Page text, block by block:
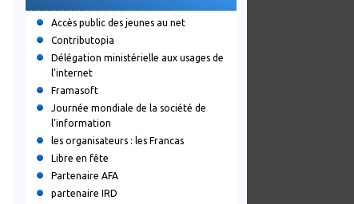
Accès public des jeunes au net
Contributopia
Délégation ministérielle aux usages de
l’internet
Framasoft
Journée mondiale de la société de
l’information
les organisateurs : les Francas
Libre en fête
Partenaire AFA
partenaire IRD